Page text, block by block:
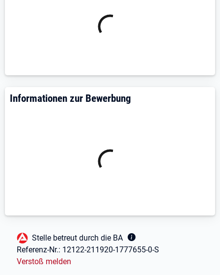
Informationen zur Bewerbung
Fußbereich
Stelle betreut durch die BA
Referenz-Nr.: 12122-211920-1777655-0-S
Verstoß melden